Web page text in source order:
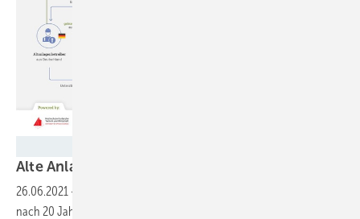
Alte Anlagen im Ausland
26.06.2021 -
nach 20 Jahren erschwert den rentablen Betrieb von Windprojekten